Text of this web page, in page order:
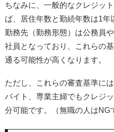
ちなみに、一般的なクレジッ
ば、居住年数と勤続年数は1年
勤務先（勤務形態）は公務員
社員となっており、これらの
通る可能性が高くなります。
ただし、これらの審査基準に
バイト、専業主婦でもクレジ
分可能です。（無職の人はNG